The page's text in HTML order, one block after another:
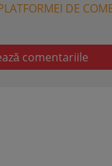
DE
comentariile